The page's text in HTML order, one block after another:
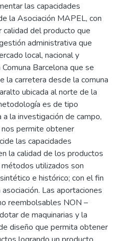
las capacidades
la Asociación MAPEL, con
del producto que
administrativa que
local, nacional y
Barcelona que se
la carretera desde la comuna
ubicada al norte de la
es de tipo
la investigación de campo,
permite obtener
las capacidades
la calidad de los productos
utilizados son
e histórico; con el fin
Las aportaciones
reembolsables NON –
de maquinarias y la
diseño que permita obtener